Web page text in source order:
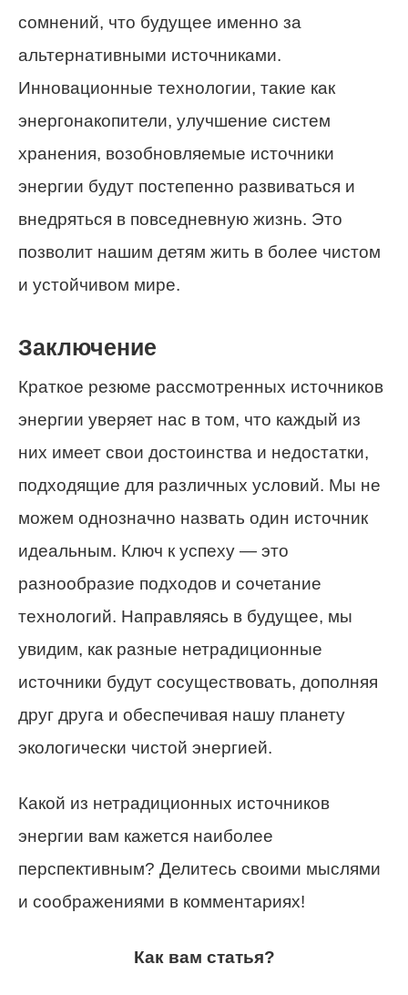
сомнений, что будущее именно за
альтернативными источниками.
Инновационные технологии, такие как
энергонакопители, улучшение систем
хранения, возобновляемые источники
энергии будут постепенно развиваться и
внедряться в повседневную жизнь. Это
позволит нашим детям жить в более чистом
и устойчивом мире.
Заключение
Краткое резюме рассмотренных источников
энергии уверяет нас в том, что каждый из
них имеет свои достоинства и недостатки,
подходящие для различных условий. Мы не
можем однозначно назвать один источник
идеальным. Ключ к успеху — это
разнообразие подходов и сочетание
технологий. Направляясь в будущее, мы
увидим, как разные нетрадиционные
источники будут сосуществовать, дополняя
друг друга и обеспечивая нашу планету
экологически чистой энергией.
Какой из нетрадиционных источников
энергии вам кажется наиболее
перспективным? Делитесь своими мыслями
и соображениями в комментариях!
Как вам статья?